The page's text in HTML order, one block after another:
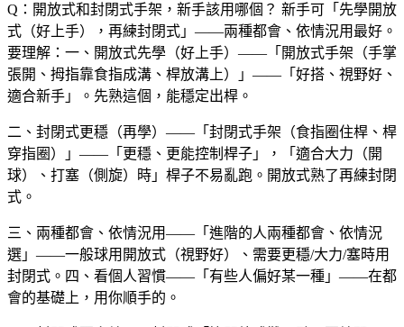
Q：開放式和封閉式手架，新手該用哪個？ 新手可「先學開放
式（好上手），再練封閉式」——兩種都會、依情況用最好。
要理解：一、開放式先學（好上手）——「開放式手架（手掌
張開、拇指靠食指成溝、桿放溝上）」——「好搭、視野好、
適合新手」。先熟這個，能穩定出桿。
二、封閉式更穩（再學）——「封閉式手架（食指圈住桿、桿
穿指圈）」——「更穩、更能控制桿子」，「適合大力（開
球）、打塞（側旋）時」桿子不易亂跑。開放式熟了再練封閉
式。
三、兩種都會、依情況用——「進階的人兩種都會、依情況
選」——一般球用開放式（視野好）、需要更穩/大力/塞時用
封閉式。四、看個人習慣——「有些人偏好某一種」——在都
會的基礎上，用你順手的。